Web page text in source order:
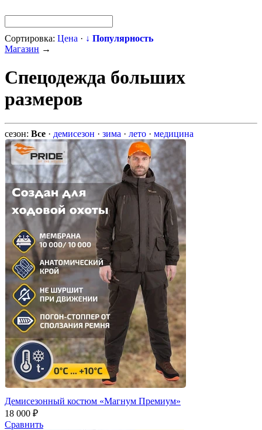
Сортировка: Цена · ↓ Популярность
Магазин →
Спецодежда больших
размеров
сезон: Все · демисезон · зима · лето · медицина
Демисезонный костюм «Магнум Премиум»
18 000 ₽
Сравнить